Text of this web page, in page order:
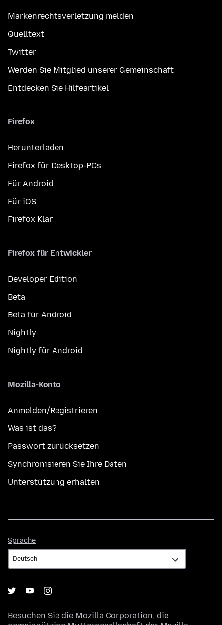
Markenrechtsverletzung melden
Quelltext
Twitter
Werden Sie Mitglied unserer Gemeinschaft
Entdecken Sie Hilfeartikel
Firefox
Herunterladen
Firefox für Desktop-PCs
Für Android
Für iOS
Firefox Klar
Firefox für Entwickler
Developer Edition
Beta
Beta für Android
Nightly
Nightly für Android
Mozilla-Konto
Anmelden/Registrieren
Was ist das?
Passwort zurücksetzen
Synchronisieren Sie Ihre Daten
Unterstützung erhalten
Sprache
Besuchen Sie die Mozilla Corporation, die